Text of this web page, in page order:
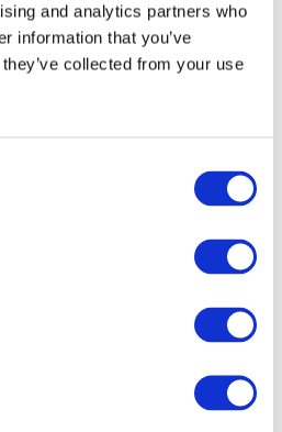
and analytics partners who
information that you’ve
collected from your use
€ 100